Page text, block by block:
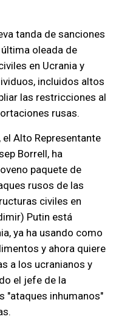
tanda de sanciones
oleada de
en Ucrania y
incluidos altos
las restricciones al
rusas.
Alto Representante
Borrell, ha
paquete de
rusos de las
civiles en
Putin está
ya ha usando como
y ahora quiere
a los ucranianos y
el jefe de la
"ataques inhumanos"